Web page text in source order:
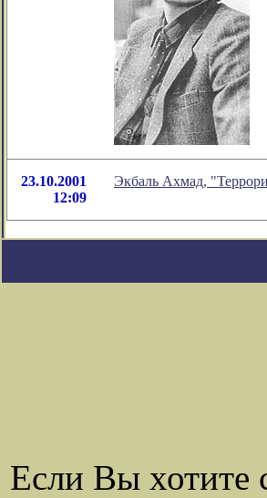
23.10.2001
12:09
Экбаль Ахмад,
Если Вы хотите